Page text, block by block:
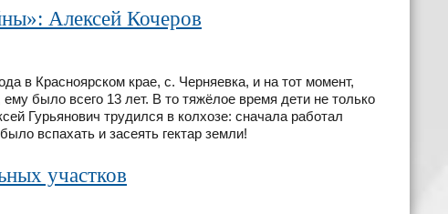
Алексей Кочеров
в Красноярском крае, с. Черняевка, и на тот момент,
было всего 13 лет. В то тяжёлое время дети не только
Гурьянович трудился в колхозе: сначала работал
вспахать и засеять гектар земли!
участков